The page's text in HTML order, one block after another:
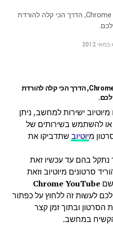
הכירו את Chrome YouTube Downloader, הדרך הכי קלה להורדת
הכירו את Chrome YouTube Downloader, הדרך הכי קלה להורדת
ישירות למחשב, ניתן
או להשתמש בשירותים של
מיוטיובשתדביקו את
בהם עד עכשיו זאת
סרטונים מיוטיוב וזאת
Chrome YouTube
לעשות זה ללחוץ על כפתור
הסרטון ובתוך זמן קצר
הקשיח במחשב.